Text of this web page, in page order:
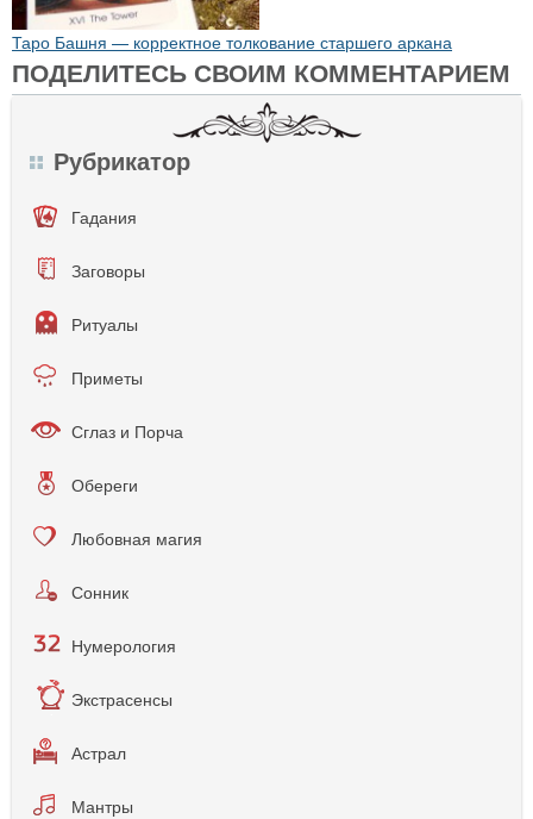
Таро Башня — корректное толкование старшего аркана
ПОДЕЛИТЕСЬ СВОИМ КОММЕНТАРИЕМ
Рубрикатор
Гадания
Заговоры
Ритуалы
Приметы
Сглаз и Порча
Обереги
Любовная магия
Сонник
Нумерология
Экстрасенсы
Астрал
Мантры